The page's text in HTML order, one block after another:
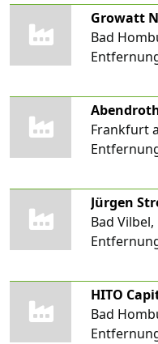
Growatt
Bad
Frankfurt
Jürgen
Bad
HITO
Bad